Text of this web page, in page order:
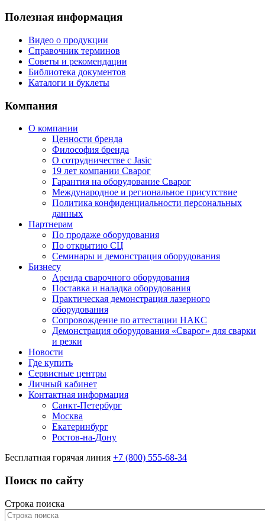
Полезная информация
Видео о продукции
Справочник терминов
Советы и рекомендации
Библиотека документов
Каталоги и буклеты
Компания
О компании
Ценности бренда
Философия бренда
О сотрудничестве с Jasic
19 лет компании Сварог
Гарантия на оборудование Сварог
Международное и региональное присутствие
Политика конфиденциальности персональных
данных
Партнерам
По продаже оборудования
По открытию СЦ
Семинары и демонстрация оборудования
Бизнесу
Аренда сварочного оборудования
Поставка и наладка оборудования
Практическая демонстрация лазерного
оборудования
Сопровождение по аттестации НАКС
Демонстрация оборудования «Сварог» для сварки
и резки
Новости
Где купить
Сервисные центры
Личный кабинет
Контактная информация
Санкт-Петербург
Москва
Екатеринбург
Ростов-на-Дону
Бесплатная горячая линия +7 (800) 555-68-34
Поиск по сайту
Строка поиска